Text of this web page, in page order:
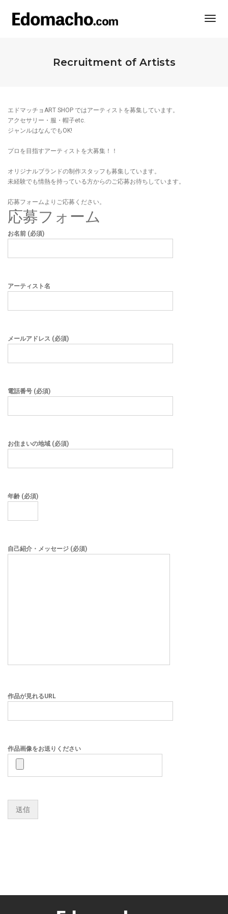
Recruitment of Artists
エドマッチョART SHOP ではアーティストを募集しています。
アクセサリー・服・帽子etc.
ジャンルはなんでもOK!
プロを目指すアーティストを大募集！！
オリジナルブランドの制作スタッフも募集しています。
未経験でも情熱を持っている方からのご応募お待ちしています。
応募フォームよりご応募ください。
応募フォーム
お名前 (必須)
アーティスト名
メールアドレス (必須)
電話番号 (必須)
お住まいの地域 (必須)
年齢 (必須)
自己紹介・メッセージ (必須)
作品が見れるURL
作品画像をお送りください